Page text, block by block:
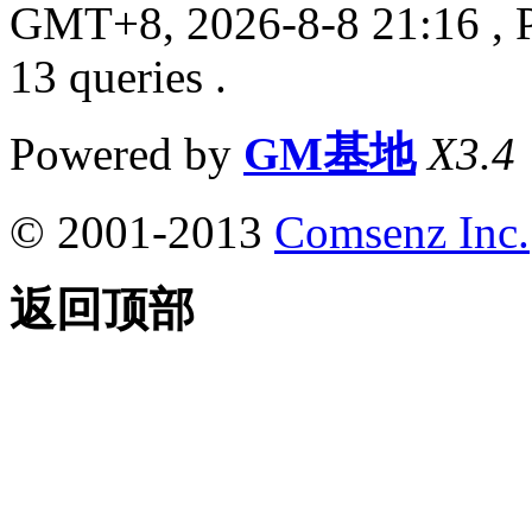
GMT+8, 2026-8-8 21:16 ,
13 queries .
Powered by GM基地 X3.4
© 2001-2013 Comsenz Inc.
返回顶部